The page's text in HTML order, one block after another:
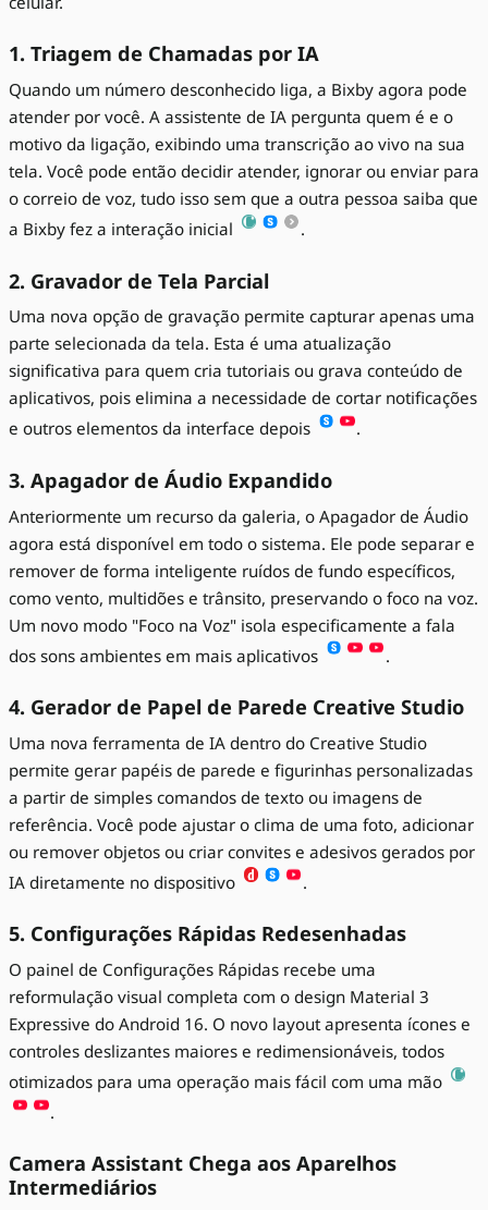
1. Triagem de Chamadas por IA
Quando um número desconhecido liga, a Bixby agora pode
atender por você. A assistente de IA pergunta quem é e o
motivo da ligação, exibindo uma transcrição ao vivo na sua
tela. Você pode então decidir atender, ignorar ou enviar para
o correio de voz, tudo isso sem que a outra pessoa saiba que
a Bixby fez a interação inicial
.
2. Gravador de Tela Parcial
Uma nova opção de gravação permite capturar apenas uma
parte selecionada da tela. Esta é uma atualização
significativa para quem cria tutoriais ou grava conteúdo de
aplicativos, pois elimina a necessidade de cortar notificações
e outros elementos da interface depois
.
3. Apagador de Áudio Expandido
Anteriormente um recurso da galeria, o Apagador de Áudio
agora está disponível em todo o sistema. Ele pode separar e
remover de forma inteligente ruídos de fundo específicos,
como vento, multidões e trânsito, preservando o foco na voz.
Um novo modo "Foco na Voz" isola especificamente a fala
dos sons ambientes em mais aplicativos
.
4. Gerador de Papel de Parede Creative Studio
Uma nova ferramenta de IA dentro do Creative Studio
permite gerar papéis de parede e figurinhas personalizadas
a partir de simples comandos de texto ou imagens de
referência. Você pode ajustar o clima de uma foto, adicionar
ou remover objetos ou criar convites e adesivos gerados por
IA diretamente no dispositivo
.
5. Configurações Rápidas Redesenhadas
O painel de Configurações Rápidas recebe uma
reformulação visual completa com o design Material 3
Expressive do Android 16. O novo layout apresenta ícones e
controles deslizantes maiores e redimensionáveis, todos
otimizados para uma operação mais fácil com uma mão
.
Camera Assistant Chega aos Aparelhos
Intermediários